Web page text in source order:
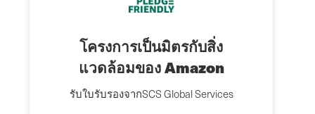
โครงการเป็นมิตรกับสิ่ง
แวดล้อมของ Amazon
รับใบรับรองจากSCS Global Services